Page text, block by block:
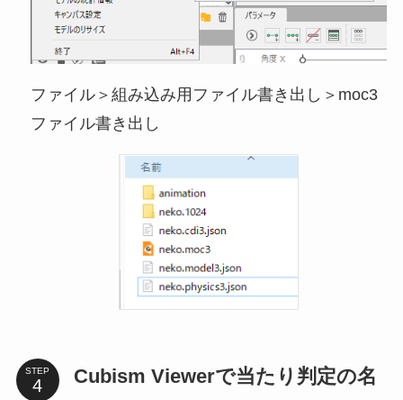
ファイル＞組み込み用ファイル書き出し＞moc3
ファイル書き出し
STEP
Cubism Viewerで当たり判定の名